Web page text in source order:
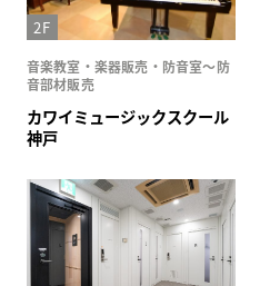
音楽教室・楽器販売・防音室～防
音部材販売
カワイミュージックスクール
神戸
2F